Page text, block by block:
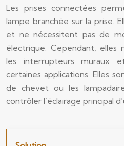
Les prises connectées
lampe branchée sur la prise.
et ne nécessitent pas de
électrique. Cependant, elles
les interrupteurs muraux
certaines applications. Elles
de chevet ou les
contrôler l’éclairage principal